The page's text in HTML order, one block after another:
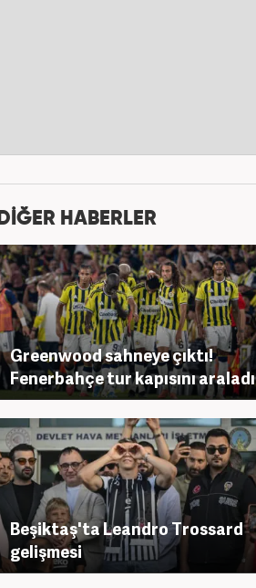
DİĞER HABERLER
Greenwood sahneye çıktı!
Fenerbahçe tur kapısını araladı
Beşiktaş'ta Leandro Trossard
gelişmesi